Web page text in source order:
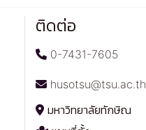
ติดต่อ
0-7431-7605
husotsu@tsu.ac.th
มหาวิทยาลัยทักษิณ